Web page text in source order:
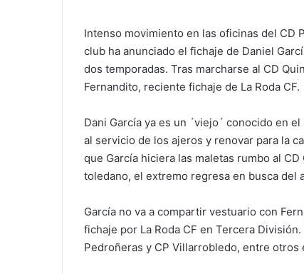
Intenso movimiento en las oficinas del CD
club ha anunciado el fichaje de Daniel
dos temporadas. Tras marcharse al CD
Fernandito, reciente fichaje de La Roda CF.
Dani García ya es un ´viejo´ conocido en
al servicio de los ajeros y renovar para la
que García hiciera las maletas rumbo al
toledano, el extremo regresa en busca del
García no va a compartir vestuario con
fichaje por La Roda CF en Tercera
Pedroñeras y CP Villarrobledo, entre otros